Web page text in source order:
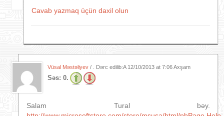
Cavab yazmaq üçün daxil olun
Vüsal Məstəliyev / . Dərc edilib:A 12/10/2013 at 7:06 Axşam
Səs: 0.
Salam Tural bəy.